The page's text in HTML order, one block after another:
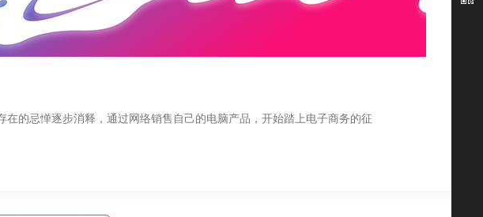
的忌惮逐步消释，通过网络销售自己的电脑产品，开始踏上电子商务的征